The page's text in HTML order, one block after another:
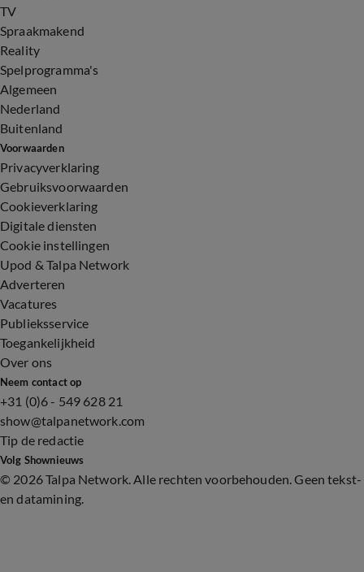
TV
Spraakmakend
Reality
Spelprogramma's
Algemeen
Nederland
Buitenland
Voorwaarden
Privacyverklaring
Gebruiksvoorwaarden
Cookieverklaring
Digitale diensten
Cookie instellingen
Upod & Talpa Network
Adverteren
Vacatures
Publieksservice
Toegankelijkheid
Over ons
Neem contact op
+31 (0)6 - 549 628 21
show@talpanetwork.com
Tip de redactie
Volg Shownieuws
© 2026 Talpa Network. Alle rechten voorbehouden. Geen tekst-
en datamining.